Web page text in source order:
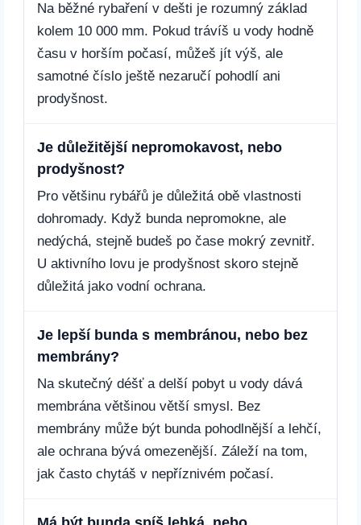
Na běžné rybaření v dešti je rozumný základ
kolem 10 000 mm. Pokud trávíš u vody hodně
času v horším počasí, můžeš jít výš, ale
samotné číslo ještě nezaručí pohodlí ani
prodyšnost.
Je důležitější nepromokavost, nebo
prodyšnost?
Pro většinu rybářů je důležitá obě vlastnosti
dohromady. Když bunda nepromokne, ale
nedýchá, stejně budeš po čase mokrý zevnitř.
U aktivního lovu je prodyšnost skoro stejně
důležitá jako vodní ochrana.
Je lepší bunda s membránou, nebo bez
membrány?
Na skutečný déšť a delší pobyt u vody dává
membrána většinou větší smysl. Bez
membrány může být bunda pohodlnější a lehčí,
ale ochrana bývá omezenější. Záleží na tom,
jak často chytáš v nepříznivém počasí.